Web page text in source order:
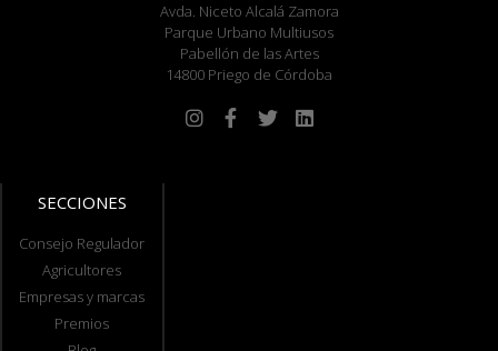
Avda. Niceto Alcalá Zamora
Parque Urbano Multiusos
Pabellón de las Artes
14800 Priego de Córdoba
SECCIONES
Consejo Regulador
Agricultores
Empresas y marcas
Premios